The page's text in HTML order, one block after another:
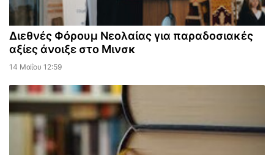
Διεθνές Φόρουμ Νεολαίας για παραδοσιακές
αξίες άνοιξε στο Μινσκ
14 Μαΐου 12:59